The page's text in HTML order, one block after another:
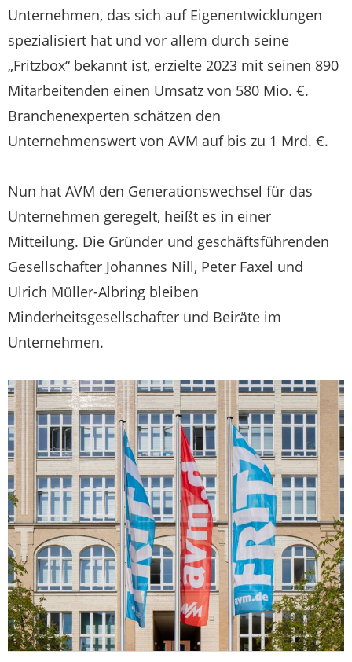
Unternehmen, das sich auf Eigenentwicklungen
spezialisiert hat und vor allem durch seine
„Fritzbox“ bekannt ist, erzielte 2023 mit seinen 890
Mitarbeitenden einen Umsatz von 580 Mio. €.
Branchenexperten schätzen den
Unternehmenswert von AVM auf bis zu 1 Mrd. €.
Nun hat AVM den Generationswechsel für das
Unternehmen geregelt, heißt es in einer
Mitteilung. Die Gründer und geschäftsführenden
Gesellschafter Johannes Nill, Peter Faxel und
Ulrich Müller-Albring bleiben
Minderheitsgesellschafter und Beiräte im
Unternehmen.